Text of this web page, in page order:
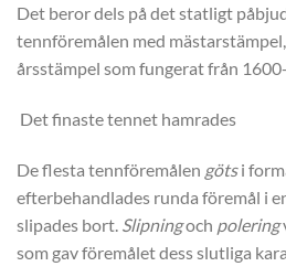
Det beror dels på det statligt
tennföremålen med
årsstämpel som fungerat från
Det finaste tennet hamrades
De flesta tennföremålen götsi
efterbehandlades runda föremål i
slipades bort. Slipningoch polering
som gav föremålet dess slutliga